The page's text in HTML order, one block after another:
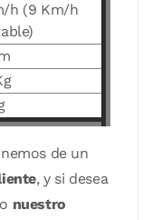
h (9 Km/h
de un
, y si desea
nuestro